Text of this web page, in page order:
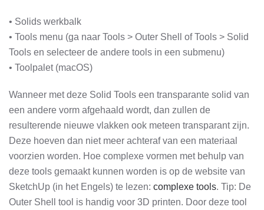
• Solids werkbalk
• Tools menu (ga naar Tools > Outer Shell of Tools > Solid
Tools en selecteer de andere tools in een submenu)
• Toolpalet (macOS)
Wanneer met deze Solid Tools een transparante solid van
een andere vorm afgehaald wordt, dan zullen de
resulterende nieuwe vlakken ook meteen transparant zijn.
Deze hoeven dan niet meer achteraf van een materiaal
voorzien worden. Hoe complexe vormen met behulp van
deze tools gemaakt kunnen worden is op de website van
SketchUp (in het Engels) te lezen: complexe tools. Tip: De
Outer Shell tool is handig voor 3D printen. Door deze tool